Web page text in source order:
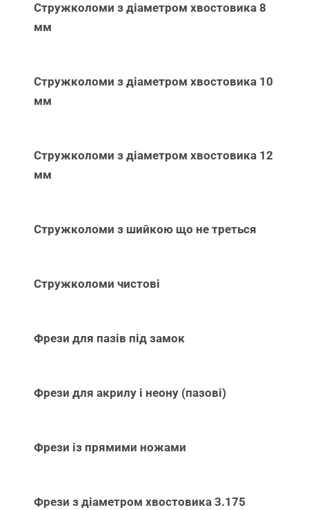
Стружколоми з діаметром хвостовика 8
мм
Стружколоми з діаметром хвостовика 10
мм
Стружколоми з діаметром хвостовика 12
мм
Стружколоми з шийкою що не треться
Стружколоми чистові
Фрези для пазів під замок
Фрези для акрилу і неону (пазові)
Фрези із прямими ножами
Фрези з діаметром хвостовика 3.175